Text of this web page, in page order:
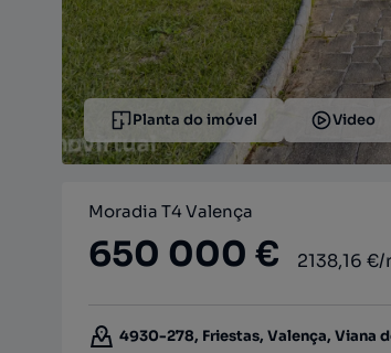
Planta do imóvel Video
Moradia T4 Valença
650 000 € 2138,16 €/
4930-278, Friestas, Valença, Viana